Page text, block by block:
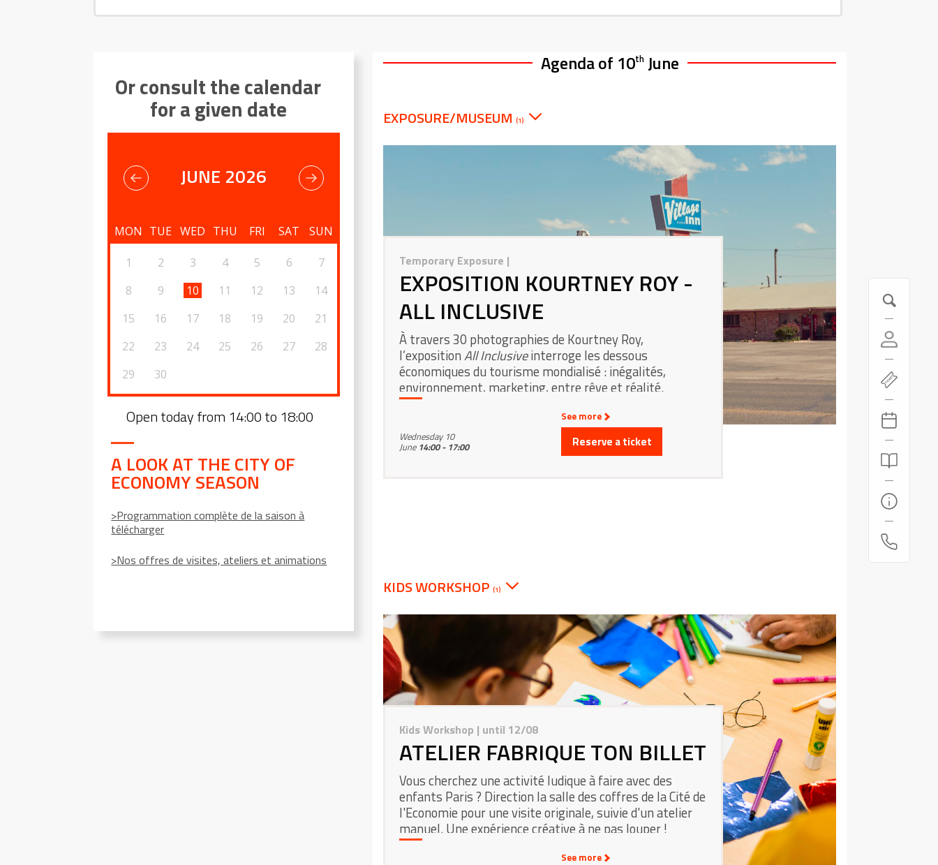
Or consult the calendar
for a given date
JUNE 2026
MON TUE WED THU FRI SAT SUN
1 2 3 4 5 6
7
8
9 10 11 12 13
14
15
16 17 18 19 20
21
22
23 24 25 26 27
28
29
30
Open today from 14:00 to 18:00
A LOOK AT THE CITY OF
ECONOMY SEASON
>Programmation complète de la saison à
télécharger
>Nos offres de visites, ateliers et animations
Agenda of 10thJune
EXPOSURE/MUSEUM(1)
Temporary Exposure |
EXPOSITION KOURTNEY ROY -
ALL INCLUSIVE
À travers 30 photographies de Kourtney Roy,
l’expositionAll Inclusiveinterroge les dessous
économiques du tourisme mondialisé : inégalités,
environnement, marketing, entre rêve et réalité.
Wednesday 10
June 14:00 - 17:00
See more
Reserve a ticket
KIDS WORKSHOP(1)
Kids Workshop | until 12/08
ATELIER FABRIQUE TON BILLET
Vous cherchez une activité ludique à faire avec des
enfants Paris ? Direction la salle des coffres de la Cité de
l'Economie pour une visite originale, suivie d'un atelier
manuel. Une expérience créative à ne pas louper !
See more